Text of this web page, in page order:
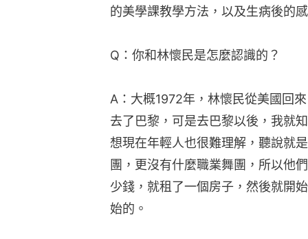
的美學課教學方法，以及生病後的
Q：你和林懷民是怎麼認識的？
A：大概1972年，林懷民從美國回
去了巴黎，可是去巴黎以後，我就
想現在年輕人也很難理解，聽說就
團，更沒有什麼職業舞團，所以他
少錢，就租了一個房子，然後就開
始的。